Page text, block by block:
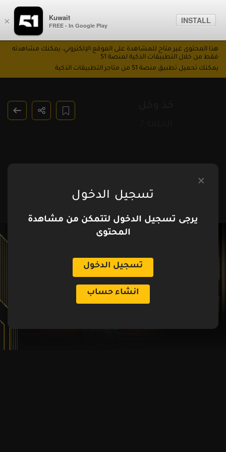
× Kuwait
FREE - In Google Play
INSTALL
هذا المحتوى غير متاح للمشاهدة على الموقع الإلكتروني، يمكنك مشاهدته
فقط من خلال التطبيقات الذكية لمنصة 51
يمكنك تحميل تطبيق منصة 51 من متاجر التطبيقات الذكية
تسجيل الدخول
يرجى تسجيل الدخول لتتمكن من مشاهدة
المحتوى
تسجيل الدخول
انشاء حساب